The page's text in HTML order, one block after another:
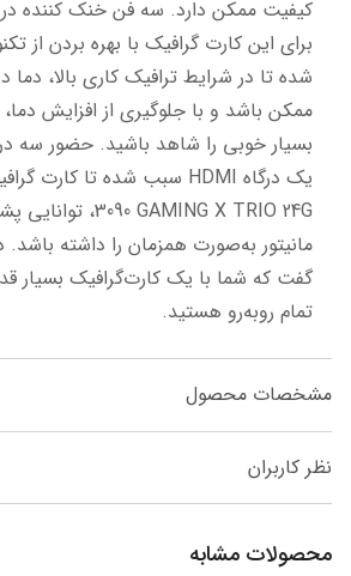
تمام رو‌به‌رو هستید.
مشخصات محصول
نظر کاربران
محصولات مشابه